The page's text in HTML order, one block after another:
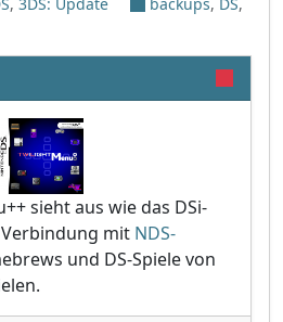
sieht aus wie das DSi-
mit NDS-
und DS-Spiele von